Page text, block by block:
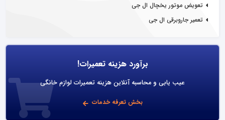
تعویض موتور یخچال ال جی
تعمیر جاروبرقی ال جی
برآورد هزینه تعمیرات!
عیب یابی و محاسبه آنلاین هزینه تعمیرات لوازم خانگی
بخش تعرفه خدمات